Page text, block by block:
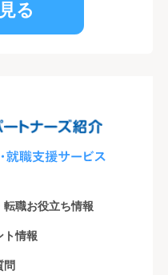
る
転職お役立ち情報
ト情報
問